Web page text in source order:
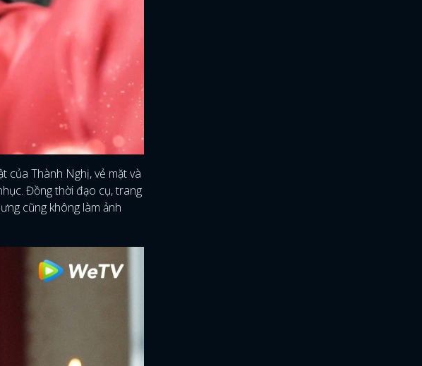
của Thành Nghị, vẻ mặt và
Đồng thời đạo cụ, trang
cũng không làm ảnh